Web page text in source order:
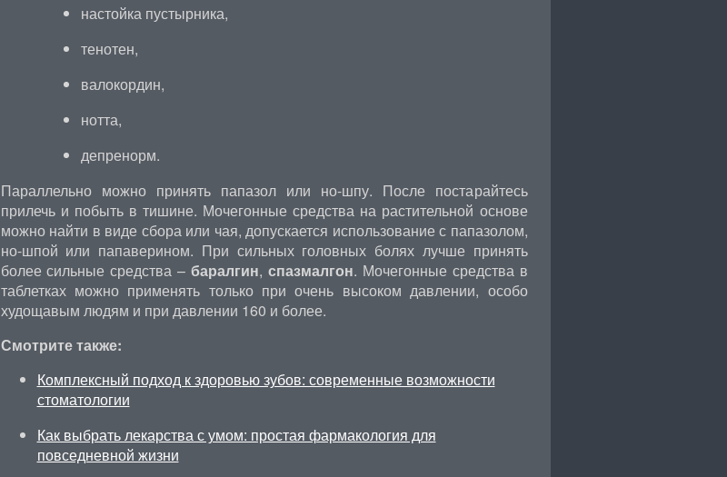
настойка пустырника,
тенотен,
валокордин,
нотта,
депренорм.
Параллельно можно принять папазол или но-шпу. После постарайтесь
прилечь и побыть в тишине. Мочегонные средства на растительной основе
можно найти в виде сбора или чая, допускается использование с папазолом,
но-шпой или папаверином. При сильных головных болях лучше принять
более сильные средства – баралгин, спазмалгон. Мочегонные средства в
таблетках можно применять только при очень высоком давлении, особо
худощавым людям и при давлении 160 и более.
Смотрите также:
Комплексный подход к здоровью зубов: современные возможности
стоматологии
Как выбрать лекарства с умом: простая фармакология для
повседневной жизни